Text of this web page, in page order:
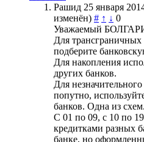
Рашид 25 января
изменён) # ↑ ↓ 0
Уважаемый
Для трансграничных
подберите
Для накопления
других банков.
Для
попутно,
банков. Одна из схем.
С 01 по 09, с 10 по
кредитками разных
банке, но